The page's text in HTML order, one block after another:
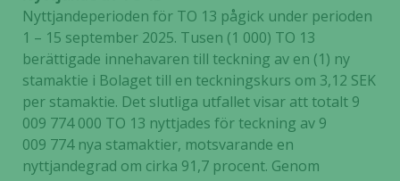
Nyttjandeperioden för TO 13 pågick under perioden
1 – 15 september 2025. Tusen (1 000) TO 13
berättigade innehavaren till teckning av en (1) ny
stamaktie i Bolaget till en teckningskurs om 3,12 SEK
per stamaktie. Det slutliga utfallet visar att totalt 9
009 774 000 TO 13 nyttjades för teckning av 9
009 774 nya stamaktier, motsvarande en
nyttjandegrad om cirka 91,7 procent. Genom